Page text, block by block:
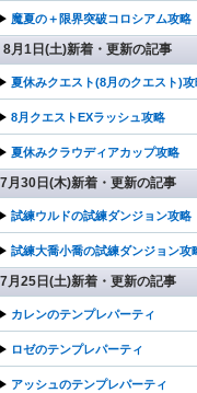
魔夏の＋限界突破コロシアム攻略
8月1日(土)新着・更新の記事
夏休みクエスト(8月のクエスト)攻
8月クエストEXラッシュ攻略
夏休みクラウディアカップ攻略
7月30日(木)新着・更新の記事
試練ウルドの試練ダンジョン攻略
試練大喬小喬の試練ダンジョン攻
7月25日(土)新着・更新の記事
カレンのテンプレパーティ
ロゼのテンプレパーティ
アッシュのテンプレパーティ